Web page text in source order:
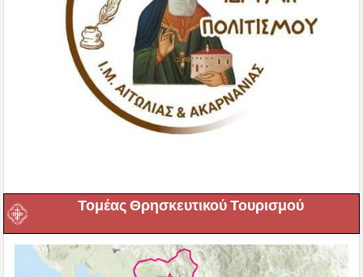
Τομέας Θρησκευτικού Τουρισμού